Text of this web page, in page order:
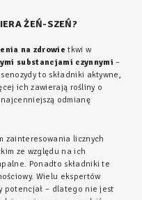
ŻEŃ-SZEŃ?
na zdrowie tkwi w
substancjami czynnymi –
to składniki aktywne,
ich zawierają rośliny o
odmianę
zainteresowania licznych
ze względu na ich
Ponadto składniki te
Wielu ekspertów
potencjał – dlatego nie jest